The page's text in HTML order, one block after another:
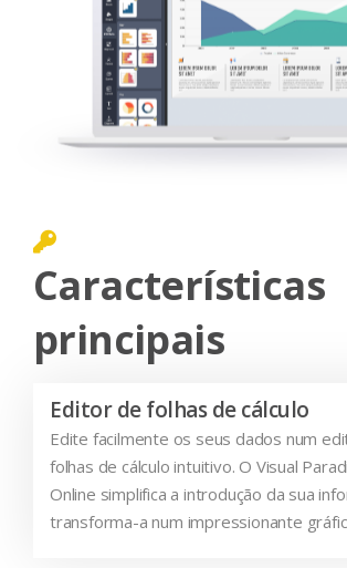
Características
principais
Editor de folhas de cálculo
Edite facilmente os seus dados num
folhas de cálculo intuitivo. O Visual
Online simplifica a introdução da sua
transforma-a num impressionante